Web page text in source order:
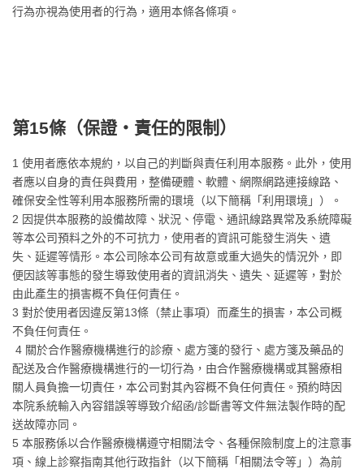
行為亦視為使用者的行為，適用本條各條項。
第15條（保證・責任的限制 ）
1 使用者應依本規約，以自己的判斷與責任利用本服務。此外，使用
者應以自身的責任與費用，整備硬體、軟體、網際網路連接線路、
確保安全性等利用本服務所需的環境（以下簡稱「利用環境」）。
2 因提供本服務的設備故障、狀況、停電、通訊線路異常及系統障礙
等本公司預料之外的不可抗力，使用者的資訊可能發生消失、遺
失、延遲等情形。本公司除本公司有故意或重大過失的情況外，即
便因該等事態的發生導致使用者的資訊消失、遺失、延遲等，對於
由此產生的損害概不負任何責任。
3 對於使用者因違反第13條（禁止事項）而產生的損害，本公司概
不負任何責任。
4 關於合作醫療機構進行的診療、處方箋的發行、處方箋及藥品的
配送及合作醫療機構進行的一切行為，由合作醫療機構或其醫療相
關人員負擔一切責任，本公司對其內容概不負任何責任。預約時因
本院系統輸入內容錯誤等導致介紹函/診斷書等文件無法製作時的配
送故障亦同。
5 本服務係以合作醫療機構遵守相關法令、各種保險制度上的注意事
項、線上診察指南其他行政指針（以下簡稱「相關法令等」）為前